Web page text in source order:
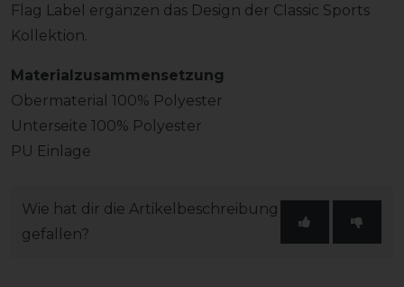
Flag Label ergänzen das Design der Classic Sports
Kollektion.
Materialzusammensetzung
Obermaterial 100% Polyester
Unterseite 100% Polyester
PU Einlage
Wie hat dir die Artikelbeschreibung
gefallen?